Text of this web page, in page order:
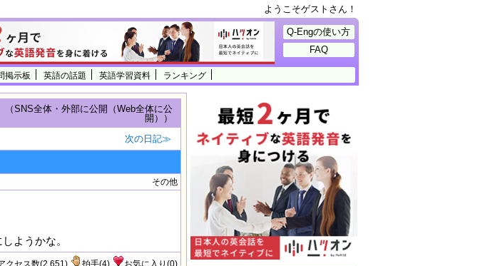
ようこそゲストさん！
掲示板 英語の話題 英語学習資料 ランキング
Q-Engの使い方
FAQ
（SNS全体・外部に公開（Web全体に公
開））
次の日記≫
その他
ようかな。
クセス数(2,651) 拍手(4) お気に入り (0)